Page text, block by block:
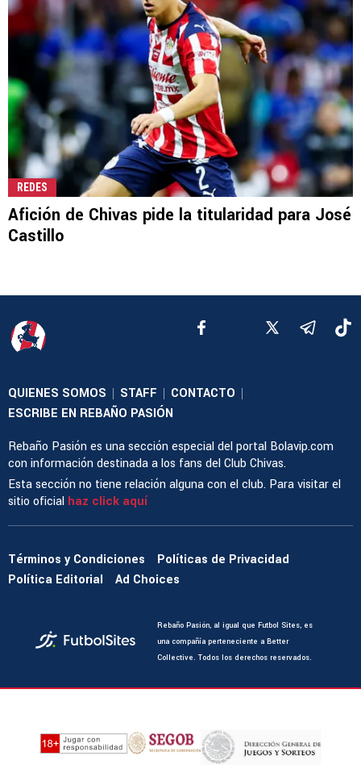
REDES
Afición de Chivas pide la titularidad para José
Castillo
QUIENES SOMOS | STAFF | CONTACTO |
ESCRIBE EN REBAÑO PASIÓN
Rebaño Pasión es una sección especial del portal Bolavip.com
con información destinada a los fans del Club Chivas.
Esta sección no tiene relación alguna con el club. Para visitar el
sitio oficial haz click aquí
Términos y Condiciones
Políticas de Privacidad
Política Editorial
Ad Choices
Rebaño Pasión, al igual que Futbol Sites, es
una compañía perteneciente a Better
Collective. Todos los derechos reservados.